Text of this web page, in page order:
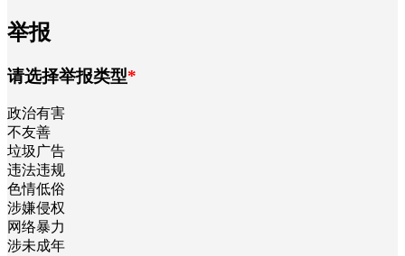
举报
请选择举报类型*
政治有害
不友善
垃圾广告
违法违规
色情低俗
涉嫌侵权
网络暴力
涉未成年